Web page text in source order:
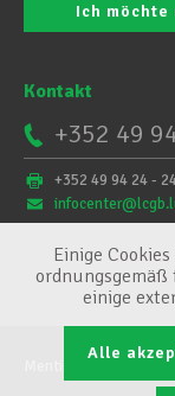
Ich
Kontakt
+352 49
+352 49 94 24 -
Einige
einige
Alle